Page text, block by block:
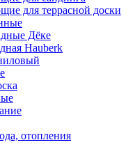
для террасной доски
Дёке
Hauberk
отопления